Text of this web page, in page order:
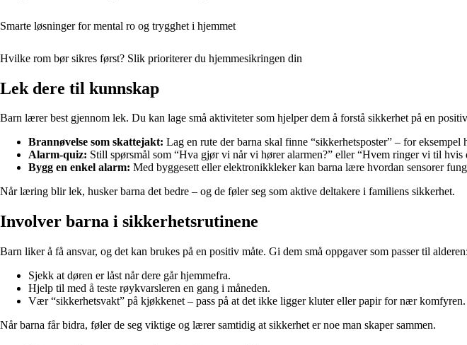
Smarte løsninger for mental ro og trygghet i hjemmet
Hvilke rom bør sikres først? Slik prioriterer du hjemmesikringen din
Lek dere til kunnskap
Barn lærer best gjennom lek. Du kan lage små aktiviteter som hjelper dem å forstå sikkerhet på en
Brannøvelse som skattejakt: Lag en rute der barna skal finne “sikkerhetsposter” – for
Alarm-quiz: Still spørsmål som “Hva gjør vi når vi hører alarmen?” eller “Hvem ringer vi til hvis
Bygg en enkel alarm: Med byggesett eller elektronikkleker kan barna lære hvordan sensorer
Når læring blir lek, husker barna det bedre – og de føler seg som aktive deltakere i familiens sikkerhet.
Involver barna i sikkerhetsrutinene
Barn liker å få ansvar, og det kan brukes på en positiv måte. Gi dem små oppgaver som passer til alderen:
Sjekk at døren er låst når dere går hjemmefra.
Hjelp til med å teste røykvarsleren en gang i måneden.
Vær “sikkerhetsvakt” på kjøkkenet – pass på at det ikke ligger kluter eller papir for nær komfyren.
Når barna får bidra, føler de seg viktige og lærer samtidig at sikkerhet er noe man skaper sammen.